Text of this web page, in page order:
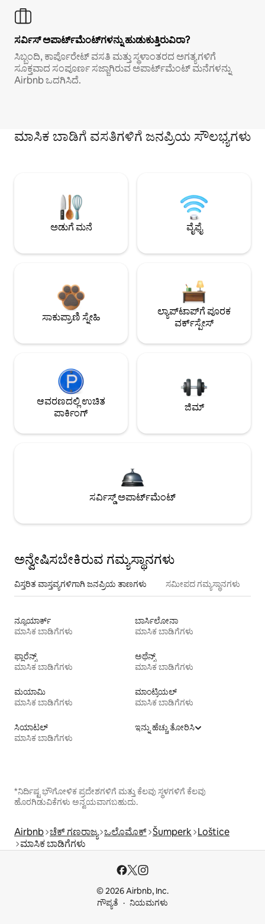
ಸರ್ವಿಸ್ ಅಪಾರ್ಟ್‌ಮೆಂಟ್‌ಗಳನ್ನು ಹುಡುಕುತ್ತಿರುವಿರಾ?
ಸಿಬ್ಬಂದಿ, ಕಾರ್ಪೊರೇಟ್ ವಸತಿ ಮತ್ತು ಸ್ಥಳಾಂತರದ ಅಗತ್ಯಗಳಿಗೆ
ಸೂಕ್ತವಾದ ಸಂಪೂರ್ಣ ಸಜ್ಜಾಗಿರುವ ಅಪಾರ್ಟ್‌ಮೆಂಟ್ ಮನೆಗಳನ್ನು
Airbnb ಒದಗಿಸಿದೆ.
ಮಾಸಿಕ ಬಾಡಿಗೆ ವಸತಿಗಳಿಗೆ ಜನಪ್ರಿಯ ಸೌಲಭ್ಯಗಳು
ಅಡುಗೆ ಮನೆ ವೈಫೈ
ಸಾಕುಪ್ರಾಣಿ ಸ್ನೇಹಿ
ಲ್ಯಾಪ್‌ಟಾಪ್‌ಗೆ ಪೂರಕ
ವರ್ಕ್‌ಸ್ಪೇಸ್
ಆವರಣದಲ್ಲಿ ಉಚಿತ
ಪಾರ್ಕಿಂಗ್
ಜಿಮ್
ಸರ್ವಿಸ್ಡ್ ಅಪಾರ್ಟ್‌ಮೆಂಟ್
ಅನ್ವೇಷಿಸಬೇಕಿರುವ ಗಮ್ಯಸ್ಥಾನಗಳು
ವಿಸ್ತರಿತ ವಾಸ್ತವ್ಯಗಳಿಗಾಗಿ ಜನಪ್ರಿಯ ತಾಣಗಳು ಸಮೀಪದ ಗಮ್ಯಸ್ಥಾನಗಳು
ನ್ಯೂಯಾರ್ಕ್
ಮಾಸಿಕ ಬಾಡಿಗೆಗಳು
ಬಾರ್ಸಿಲೋನಾ
ಮಾಸಿಕ ಬಾಡಿಗೆಗಳು
ಫ್ಲಾರೆನ್ಸ್
ಮಾಸಿಕ ಬಾಡಿಗೆಗಳು
ಅಥೆನ್ಸ್
ಮಾಸಿಕ ಬಾಡಿಗೆಗಳು
ಮಯಾಮಿ
ಮಾಸಿಕ ಬಾಡಿಗೆಗಳು
ಮಾಂಟ್ರಿಯಲ್
ಮಾಸಿಕ ಬಾಡಿಗೆಗಳು
ಸಿಯಾಟಲ್
ಮಾಸಿಕ ಬಾಡಿಗೆಗಳು
ಇನ್ನು ಹೆಚ್ಚು ತೋರಿಸಿ
*ನಿರ್ದಿಷ್ಟ ಭೌಗೋಳಿಕ ಪ್ರದೇಶಗಳಿಗೆ ಮತ್ತು ಕೆಲವು ಸ್ಥಳಗಳಿಗೆ ಕೆಲವು
ಹೊರಗಿಡುವಿಕೆಗಳು ಅನ್ವಯವಾಗಬಹುದು.
Airbnb ಚೆಕ್ ಗಣರಾಜ್ಯ ಒಲೊಮೊಕ್ Šumperk Loštice
ಮಾಸಿಕ ಬಾಡಿಗೆಗಳು
© 2026 Airbnb, Inc.
ಗೌಪ್ಯತೆ
ನಿಯಮಗಳು